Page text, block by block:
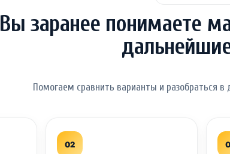
Вы заранее понимаете
Помогаем сравнить варианты и разобраться в
02